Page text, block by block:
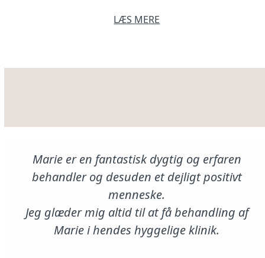
LÆS MERE
Marie er en fantastisk dygtig og erfaren
behandler og desuden et dejligt positivt
menneske.
Jeg glæder mig altid til at få behandling af
Marie i hendes hyggelige klinik.